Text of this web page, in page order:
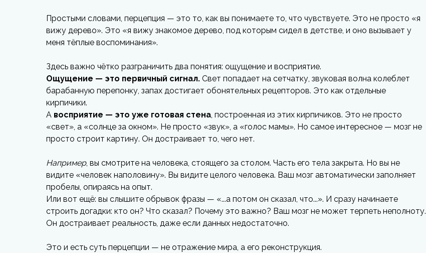
Простыми словами, перцепция — это то, как вы понимаете то, что чувствуете. Это не просто «я
вижу дерево». Это «я вижу знакомое дерево, под которым сидел в детстве, и оно вызывает у
меня тёплые воспоминания».
Здесь важно чётко разграничить два понятия: ощущение и восприятие.
Ощущение — это первичный сигнал. Свет попадает на сетчатку, звуковая волна колеблет
барабанную перепонку, запах достигает обонятельных рецепторов. Это как отдельные
кирпичики.
А восприятие — это уже готовая стена, построенная из этих кирпичиков. Это не просто
«свет», а «солнце за окном». Не просто «звук», а «голос мамы». Но самое интересное — мозг не
просто строит картину. Он достраивает то, чего нет.
Например, вы смотрите на человека, стоящего за столом. Часть его тела закрыта. Но вы не
видите «человек наполовину». Вы видите целого человека. Ваш мозг автоматически заполняет
пробелы, опираясь на опыт.
Или вот ещё: вы слышите обрывок фразы — «...а потом он сказал, что...». И сразу начинаете
строить догадки: кто он? Что сказал? Почему это важно? Ваш мозг не может терпеть неполноту.
Он достраивает реальность, даже если данных недостаточно.
Это и есть суть перцепции — не отражение мира, а его реконструкция.